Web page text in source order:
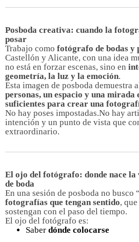
Posboda creativa: cuando la
posar
Trabajo como fotógrafo de bodas y
Castellón y Alicante, con una idea
no está en forzar escenas, sino en
geometría, la luz y la emoción.
Esta imagen de posboda demuestra
personas, un espacio y una mirada
suficientes para crear una
No hay poses impostadas.No hay
intención y un punto de vista que
extraordinario.
El ojo del fotógrafo: donde nace
de boda
En una sesión de posboda no busco
fotografías que tengan sentido,
sostengan con el paso del tiempo.
El ojo del fotógrafo es:
Saber dónde colocarse